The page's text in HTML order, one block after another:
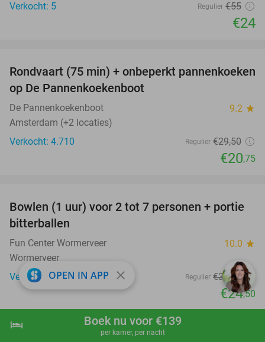
shopping_cart Boek nu
hotel Boek nu voor €139
per kamer, per nacht
Verkocht: 5
Regulier €55
€24
30%
Rondvaart (75 min) + onbeperkt pannenkoeken
op De Pannenkoekenboot
De Pannenkoekenboot 9.2 star
Amsterdam (+2 locaties)
Verkocht: 4.710
Regulier €29,50
€20,75
37%
Bowlen (1 uur) voor 2 tot 7 personen + portie
bitterballen
Fun Center Wormerveer 10.0 star
Wormerveer
Verkocht: 157
Regulier €38,65
€24,50
OPEN IN APP close